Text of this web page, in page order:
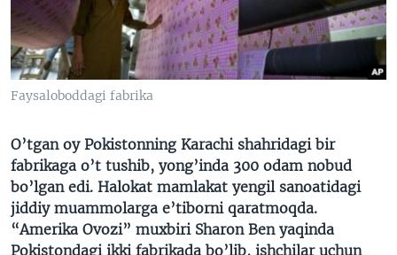
VIDEO
XABARLAR SURATLARDA
ODNOKLASSNIKI
TELEGRAM
TWITTER
Faysaloboddagi fabrika
O’tgan oy Pokistonning Karachi shahridagi bir
fabrikaga o’t tushib, yong’inda 300 odam nobud
bo’lgan edi. Halokat mamlakat yengil sanoatidagi
jiddiy muammolarga e’tiborni qaratmoqda.
“Amerika Ovozi” muxbiri Sharon Ben yaqinda
Pokistondagi ikki fabrikada bo’lib, ishchilar uchun